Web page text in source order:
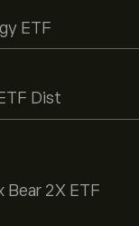
ETF
Dist
Bear 2X ETF